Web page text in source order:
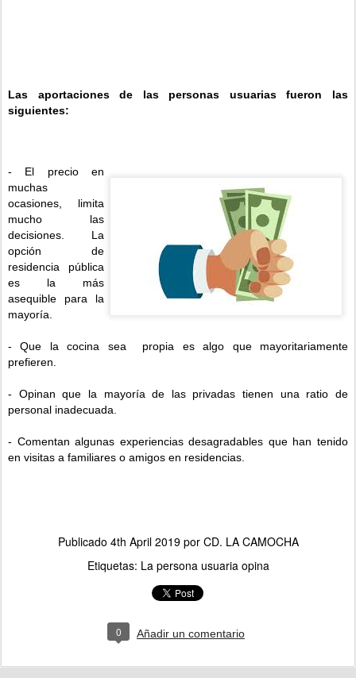
Las aportaciones de las personas usuarias fueron las
siguientes:
- El precio en
muchas
ocasiones, limita
mucho las
decisiones. La
opción de
residencia pública
es la más
asequible para la
mayoría.
- Que la cocina sea propia es algo que mayoritariamente
prefieren.
- Opinan que la mayoría de las privadas tienen una ratio de
personal inadecuada.
- Comentan algunas experiencias desagradables que han tenido
en visitas a familiares o amigos en residencias.
Publicado 4th April 2019por CD. LA CAMOCHA
Etiquetas: La persona usuaria opina
0 Añadir un comentario